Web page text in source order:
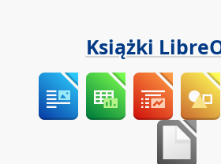
Książki